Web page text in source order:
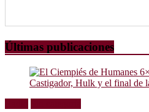
Últimas publicaciones